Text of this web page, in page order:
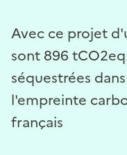
Avec ce projet
sont 896
séquestrées
l'empreinte
français